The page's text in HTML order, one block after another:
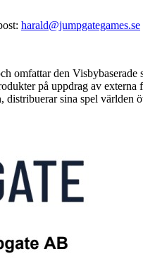
harald@jumpgategames.se
omfattar den
på uppdrag av
sina spel